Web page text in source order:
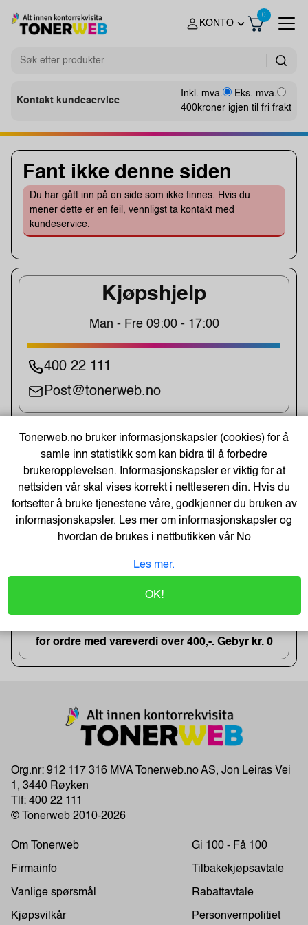
KONTO
0
Kontakt kundeservice
Inkl. mva.
Eks. mva.
400kroner igjen til fri frakt
Kjøpshjelp
Man - Fre 09:00 - 17:00
400 22 111
Post@tonerweb.no
UKENS TILBUD!
Kopipapir Nøytralt A4 80G (500 ark)
kun kr. 71
GRATIS FRAKT!
for ordre med vareverdi over 400,-. Gebyr kr. 0
Fant ikke denne siden
Du har gått inn på en side som ikke finnes. Hvis du
mener dette er en feil, vennligst ta kontakt med
kundeservice.
Org.nr: 912 117 316 MVA Tonerweb.no AS, Jon Leiras Vei
1, 3440 Røyken
Tlf: 400 22 111
© Tonerweb 2010-2026
Om Tonerweb
Firmainfo
Vanlige spørsmål
Kjøpsvilkår
Gi 100 - Få 100
Tilbakekjøpsavtale
Rabattavtale
Personvernpolitiet
Tonerweb.no bruker informasjonskapsler (cookies) for å
samle inn statistikk som kan bidra til å forbedre
brukeropplevelsen. Informasjonskapsler er viktig for at
nettsiden vår skal vises korrekt i nettleseren din. Hvis du
fortsetter å bruke tjenestene våre, godkjenner du bruken av
informasjonskapsler. Les mer om informasjonskapsler og
hvordan de brukes i nettbutikken vårNo
Les mer.
OK!